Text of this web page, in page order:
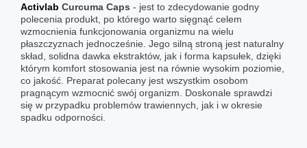
Activlab Curcuma Caps - jest to zdecydowanie godny
polecenia produkt, po którego warto sięgnąć celem
wzmocnienia funkcjonowania organizmu na wielu
płaszczyznach jednocześnie. Jego silną stroną jest naturalny
skład, solidna dawka ekstraktów, jak i forma kapsułek, dzięki
którym komfort stosowania jest na równie wysokim poziomie,
co jakość. Preparat polecany jest wszystkim osobom
pragnącym wzmocnić swój organizm. Doskonale sprawdzi
się w przypadku problemów trawiennych, jak i w okresie
spadku odporności.